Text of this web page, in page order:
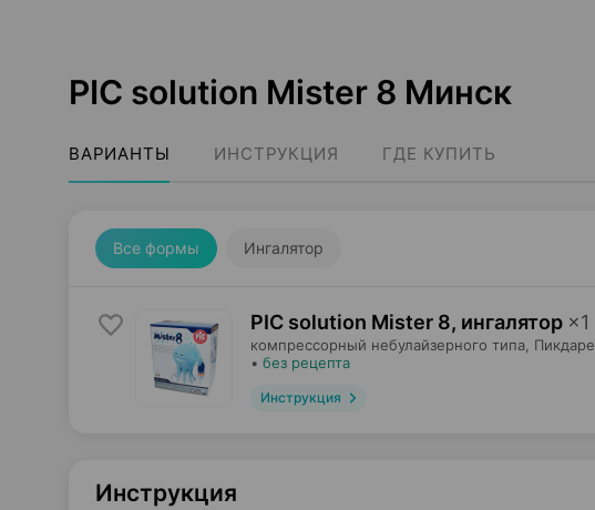
PIC solution Mister 8 Минск
ВАРИАНТЫ ИНСТРУКЦИЯ ГДЕ КУПИТЬ
Все формы Ингалятор
PIC solution Mister 8, ингалятор ×1
компрессорный небулайзерного типа, Пикдаре
• без рецепта
Инструкция
Инструкция